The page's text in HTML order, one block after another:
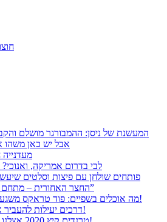
המעשנת של ניסן: ההמבורגר מושלם
אבל יש כאן משהו
לבי בדרום אמריקה,
פותחים שולחן עם פיצות וסלטים
החצר האחורית – מתחם “חוצות שפיים”
מה אוכלים בשפיים: פוד טראקס משגעים בלי תו ירוק!
דרכים יעילות להעביר את הקיץ במזגן!